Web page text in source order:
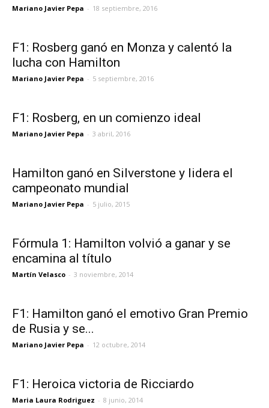
Mariano Javier Pepa - 18 septiembre, 2016
F1: Rosberg ganó en Monza y calentó la
lucha con Hamilton
Mariano Javier Pepa - 5 septiembre, 2016
F1: Rosberg, en un comienzo ideal
Mariano Javier Pepa - 3 abril, 2016
Hamilton ganó en Silverstone y lidera el
campeonato mundial
Mariano Javier Pepa - 5 julio, 2015
Fórmula 1: Hamilton volvió a ganar y se
encamina al título
Martín Velasco - 3 noviembre, 2014
F1: Hamilton ganó el emotivo Gran Premio
de Rusia y se...
Mariano Javier Pepa - 12 octubre, 2014
F1: Heroica victoria de Ricciardo
Maria Laura Rodriguez - 8 junio, 2014